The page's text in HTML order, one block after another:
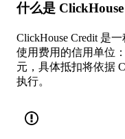
什么是
ClickHouse Credit 是
使用费用的信用单位
元，具体抵扣将依据
执行。